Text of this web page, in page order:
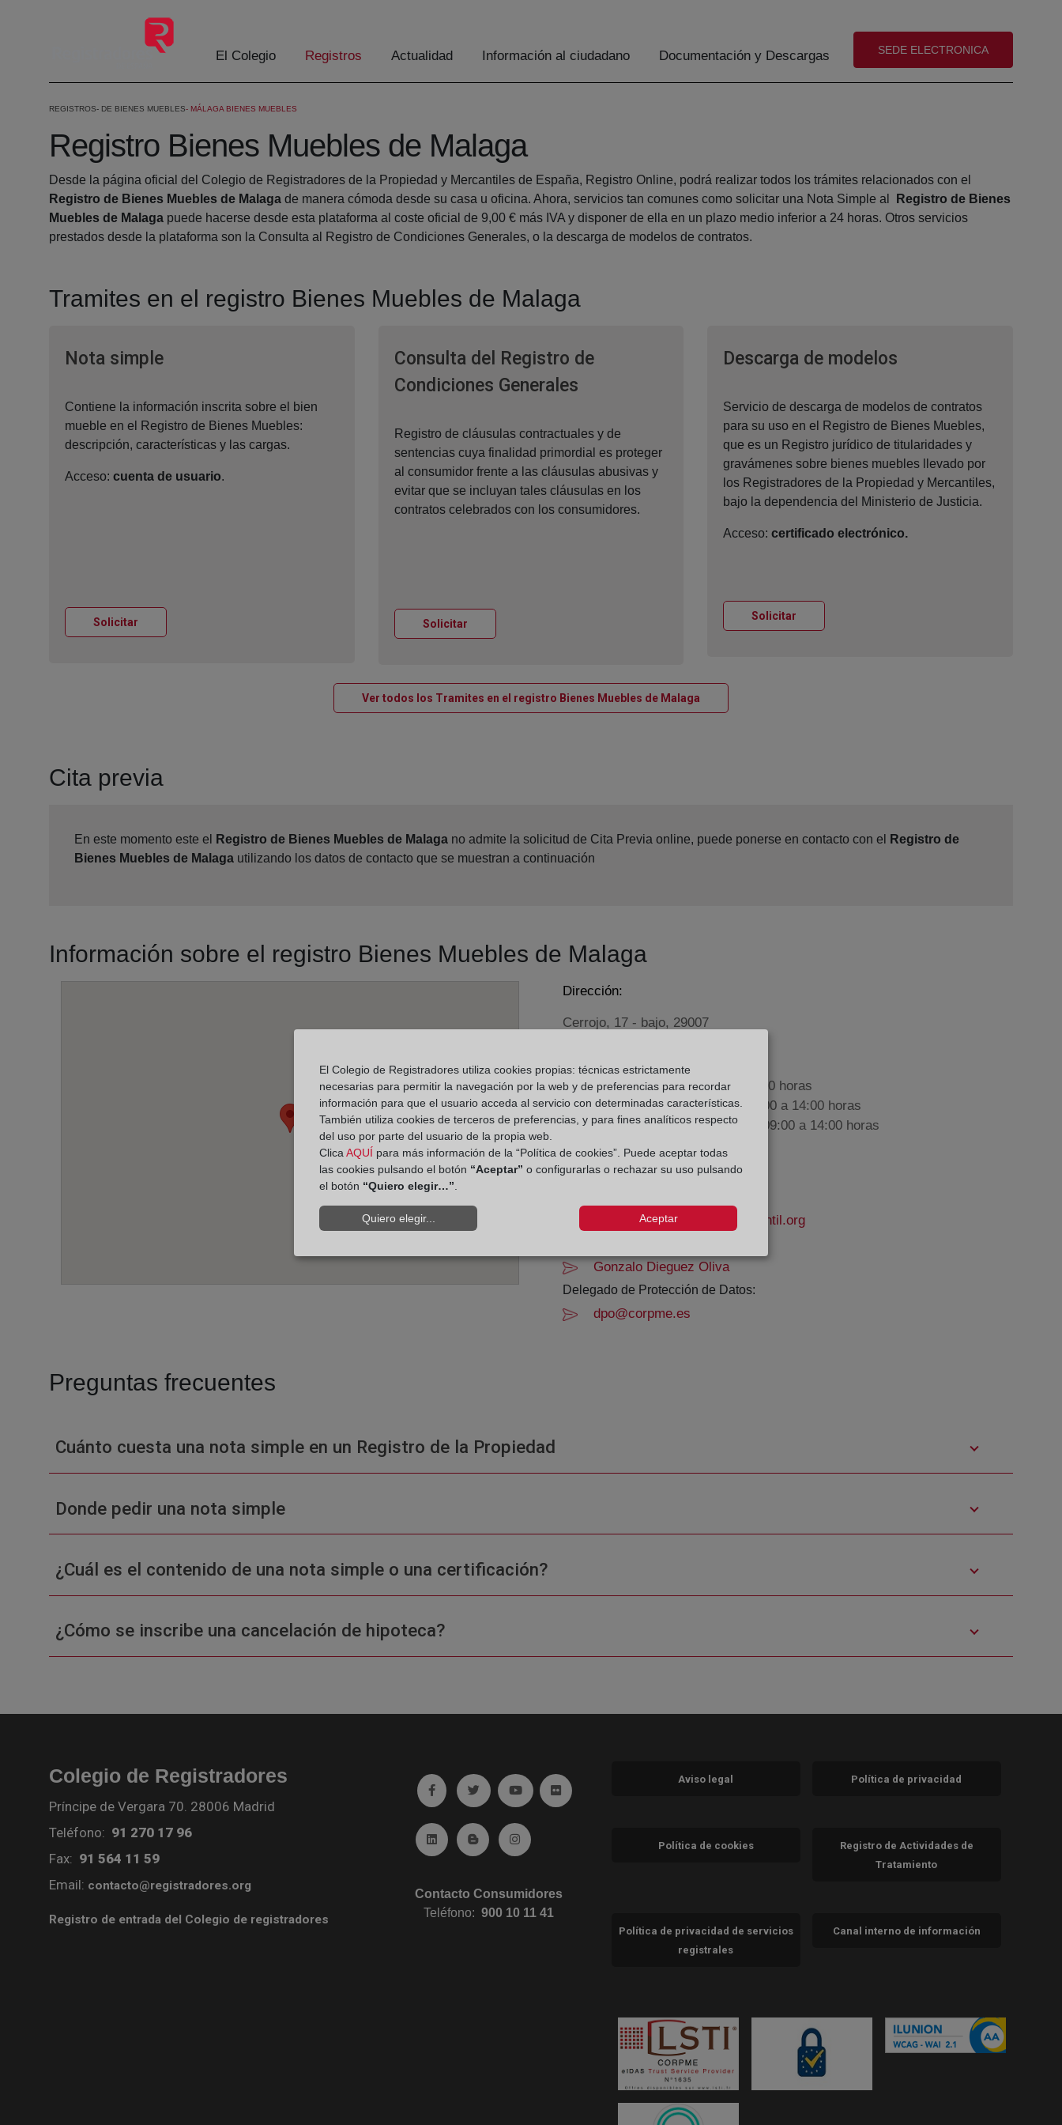
Saltar al contenido principal
El Colegio Registros Actualidad Información al ciudadano Documentación y Descargas (abre en nueva ventana)
SEDE ELECTRONICA
REGISTROS DE BIENES MUEBLES MÁLAGA BIENES MUEBLES
Registro Bienes Muebles de Malaga
Desde la página oficial del Colegio de Registradores de la Propiedad y Mercantiles de España, Registro Online, podrá realizar todos los trámites relacionados con el
Registro de Bienes Muebles de Malaga de manera cómoda desde su casa u oficina. Ahora, servicios tan comunes como solicitar una Nota Simple al
Registro de Bienes
Muebles de Malaga puede hacerse desde esta plataforma al coste oficial de 9,00 € más IVA y disponer de ella en un plazo medio inferior a 24 horas. Otros servicios
prestados desde la plataforma son la Consulta al Registro de Condiciones Generales, o la descarga de modelos de contratos.
Tramites en el registro Bienes Muebles de Malaga
Nota simpleVentana nueva
Contiene la información inscrita sobre el bien
mueble en el Registro de Bienes Muebles:
descripción, características y las cargas.
Acceso: cuenta de usuario.
Solicitar
Consulta del Registro de
Condiciones GeneralesVentana nueva
Registro de cláusulas contractuales y de
sentencias cuya finalidad primordial es proteger
al consumidor frente a las cláusulas abusivas y
evitar que se incluyan tales cláusulas en los
contratos celebrados con los consumidores.
SolicitarVentana nueva
Descarga de modelos
Servicio de descarga de modelos de contratos
para su uso en el Registro de Bienes Muebles,
que es un Registro jurídico de titularidades y
gravámenes sobre bienes muebles llevado por
los Registradores de la Propiedad y Mercantiles,
bajo la dependencia del Ministerio de Justicia.
Acceso:certificado electrónico.
Solicitar
Ver todos los Tramites en el registro Bienes Muebles de Malaga
Cita previa
En este momento este el Registro de Bienes Muebles de Malaga no admite la solicitud de Cita Previa online, puede ponerse en contacto con el
Registro de
Bienes Muebles de Malaga utilizando los datos de contacto que se muestran a continuación
Información sobre el registro Bienes Muebles de Malaga
Dirección:
Cerrojo, 17 - bajo, 29007
De lunes a viernes de 09:00 a 17:00 horas
Agosto: De lunes a viernes de 09:00 a 14:00 horas
Los días 24 y 31 de diciembre de 09:00 a 14:00 horas
Datos de contacto:
malaga.RBM@registromercantil.org
Gonzalo Dieguez Oliva
Delegado de Protección de Datos:
dpo@corpme.es
Preguntas frecuentes
Cuánto cuesta una nota simple en un Registro de la Propiedad
Donde pedir una nota simple
¿Cuál es el contenido de una nota simple o una certificación?
¿Cómo se inscribe una cancelación de hipoteca?
Colegio de Registradores
Príncipe de Vergara 70. 28006 Madrid
Teléfono: 91 270 17 96
Fax: 91 564 11 59
Email: contacto@registradores.org
Registro de entrada del Colegio de registradores
Ir a facebook (abre en ventana nueva)
Ir a twitter (abre en ventana nueva)
Ir a YouTube (abre en ventana nueva)
Ir a Flickr (abre en ventana nueva)
Ir a Linkedin (abre en ventana nueva)
Ir al Blog (abre en ventana nueva)
Ir a Instagram (abre en ventana nueva)
Contacto Consumidores
Teléfono:900 10 11 41
Aviso legal Política de privacidad
Política de cookies
Registro de Actividades de
Tratamiento
Política de privacidad de servicios
registrales
Canal interno de información
El Colegio de Registradores utiliza cookies propias: técnicas estrictamente
necesarias para permitir la navegación por la web y de preferencias para recordar
información para que el usuario acceda al servicio con determinadas características.
También utiliza cookies de terceros de preferencias, y para fines analíticos respecto
del uso por parte del usuario de la propia web.
ClicaAQUÍ para más información de la “Política de cookies”. Puede aceptar todas
las cookies pulsando el botón “Aceptar” o configurarlas o rechazar su uso pulsando
el botón “Quiero elegir…”.
Quiero elegir... Aceptar